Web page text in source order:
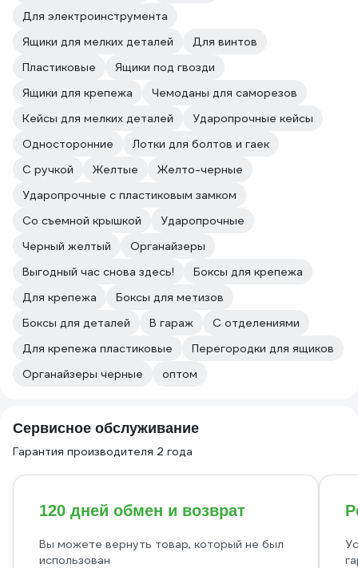
Для электроинструмента
Ящики для мелких деталей
Для винтов
Пластиковые
Ящики под гвозди
Ящики для крепежа
Чемоданы для саморезов
Кейсы для мелких деталей
Ударопрочные кейсы
Односторонние
Лотки для болтов и гаек
С ручкой
Желтые
Желто-черные
Ударопрочные с пластиковым замком
Со съемной крышкой
Ударопрочные
Черный желтый
Органайзеры
Выгодный час снова здесь!
Боксы для крепежа
Для крепежа
Боксы для метизов
Боксы для деталей
В гараж
С отделениями
Для крепежа пластиковые
Перегородки для ящиков
Органайзеры черные
оптом
Сервисное обслуживание
Гарантия производителя 2 года
120 дней обмен и возврат
Вы можете вернуть товар, который не был
использован